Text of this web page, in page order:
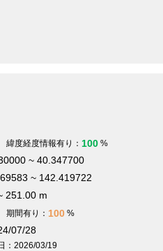
緯度経度情報有り： 100 %
~ 40.347700
~ 142.419722
251.00 m
期間有り： 100 %
07/28
：2026/03/19